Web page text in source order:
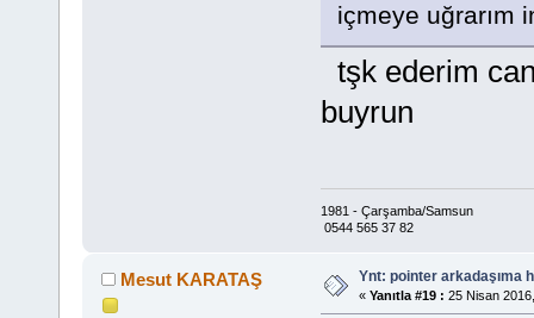
içmeye uğrarım
tşk ederim
buyrun
1981 - Çarşamba/Samsun
0544 565 37 82
Mesut KARATAŞ Ynt: pointer arkadaşıma
« Yanıtla #19 : 25 Nisan